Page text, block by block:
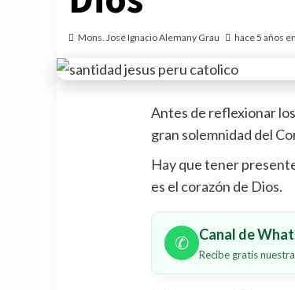
Mons. José Ignacio Alemany Grau hace 5 años
Antes de reflexionar
gran solemnidad del
Hay que tener
es el corazón de Dios.
✆ Canal de
Recibe gratis